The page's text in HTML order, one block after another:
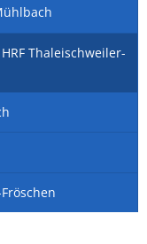
Thaleischweiler-